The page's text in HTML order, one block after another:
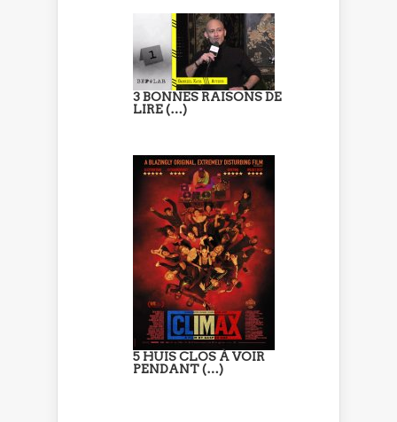
3 BONNES RAISONS DE
LIRE (…)
5 HUIS CLOS À VOIR
PENDANT (…)